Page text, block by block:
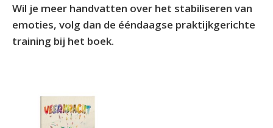
Wil je meer handvatten over het stabiliseren van
emoties, volg dan de ééndaagse praktijkgerichte
training bij het boek.